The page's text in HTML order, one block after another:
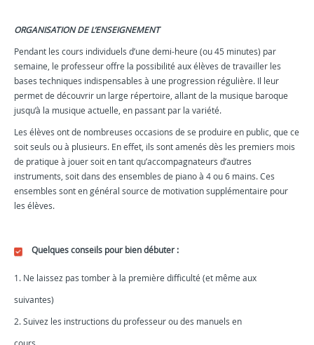
ORGANISATION DE L’ENSEIGNEMENT
Pendant les cours individuels d’une demi-heure (ou 45 minutes) par
semaine, le professeur offre la possibilité aux élèves de travailler les
bases techniques indispensables à une progression régulière. Il leur
permet de découvrir un large répertoire, allant de la musique baroque
jusqu’à la musique actuelle, en passant par la variété.
Les élèves ont de nombreuses occasions de se produire en public, que ce
soit seuls ou à plusieurs. En effet, ils sont amenés dès les premiers mois
de pratique à jouer soit en tant qu’accompagnateurs d’autres
instruments, soit dans des ensembles de piano à 4 ou 6 mains. Ces
ensembles sont en général source de motivation supplémentaire pour
les élèves.
Quelques conseils pour bien débuter :
1. Ne laissez pas tomber à la première difficulté (et même aux
suivantes)
2. Suivez les instructions du professeur ou des manuels en